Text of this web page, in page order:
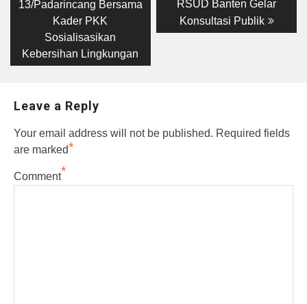
navigation
post:
13/Padarincang Bersama
Kader PKK
Sosialisasikan
Kebersihan Lingkungan
post:
RSUD Banten Gelar
Konsultasi Publik
Leave a Reply
Your email address will not be published. Required fields
are marked*
Comment*